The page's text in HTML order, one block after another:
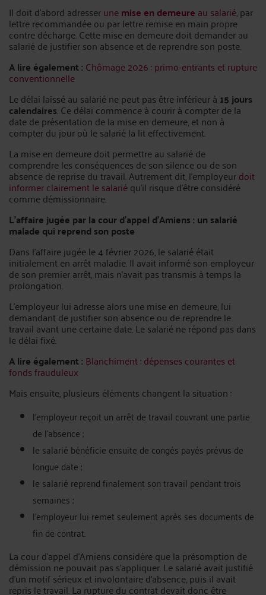
Il doit d’abord adresserunemise en demeure au salarié, par
lettre recommandée ou par lettre remise en main propre
contre décharge. Cette mise en demeure doit demander au
salarié de justifier son absence et de reprendre son poste.
A lire également : Chômage 2026 : primo-entrants et rupture
conventionnelle
Le délai laissé au salarié ne peut pas être inférieur à 15 jours
calendaires. Ce délai commence à courir à compter de la
date de présentation de la mise en demeure, et non à
compter du jour où le salarié la lit effectivement.
La mise en demeure doit permettre au salarié de
comprendre les conséquences de son silence ou de son
absence de reprise du travail. Autrement dit, l’employeurdoit
informer clairement le salariéqu’il risque d’être considéré
comme démissionnaire.
L’affaire jugée par la cour d’appel d’Amiens : un salarié
malade qui reprend son poste
Dans l’affaire jugée le 4 février 2026, le salarié était
initialement en arrêt maladie. Il avait informé son employeur
de son premier arrêt, mais n’avait pas transmis à temps la
prolongation.
L’employeur lui adresse alors une mise en demeure, lui
demandant de justifier son absence ou de reprendre le
travail avant une certaine date. Le salarié ne répond pas dans
le délai fixé.
A lire également : Blanchiment : dépenses courantes et
fonds frauduleux
Mais ensuite, plusieurs éléments changent la situation :
l’employeur reçoit un arrêt de travail couvrant une partie
de l’absence ;
le salarié bénéficie ensuite de congés payés prévus de
longue date ;
le salarié reprend finalement son travail pendant trois
semaines ;
l’employeur lui remet seulement après ses documents de
fin de contrat.
La cour d’appel d’Amiens considère que la présomption de
démission ne pouvait pas s’appliquer. Le salarié avait justifié
d’un motif sérieux et involontaire d’absence, puis il avait
repris le travail. La rupture du contrat devait donc être